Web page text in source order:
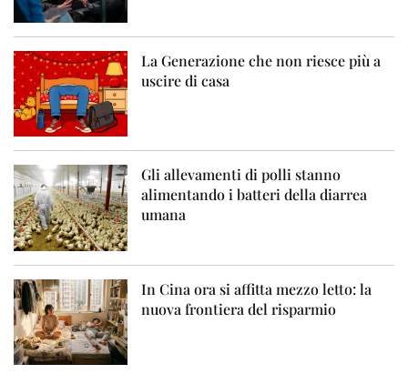
La Generazione che non riesce più a
uscire di casa
Gli allevamenti di polli stanno
alimentando i batteri della diarrea
umana
In Cina ora si affitta mezzo letto: la
nuova frontiera del risparmio